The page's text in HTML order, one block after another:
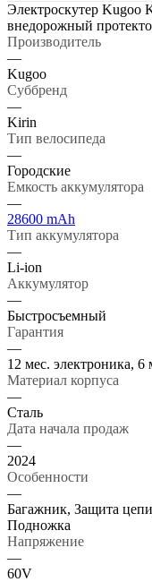
Электроскутер Kugoo
внедорожный
Производитель
—
Kugoo
Суббренд
—
Kirin
Тип велосипеда
—
Городские
Емкость аккумулятора
—
28600 mAh
Тип аккумулятора
—
Li-ion
Аккумулятор
—
Быстросъемный
Гарантия
—
12 мес. электроника,
Материал корпуса
—
Сталь
Дата начала продаж
—
2024
Особенности
—
Багажник, Защита
Подножка
Напряжение
—
60V